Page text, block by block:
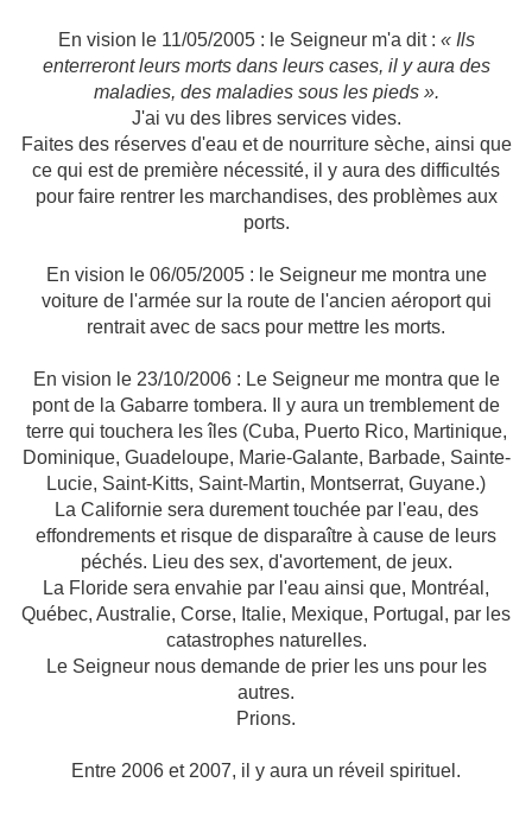
En vision le 11/05/2005 : le Seigneur m'a dit : « Ils
enterreront leurs morts dans leurs cases, il y aura des
maladies, des maladies sous les pieds ».
J'ai vu des libres services vides.
Faites des réserves d'eau et de nourriture sèche, ainsi que
ce qui est de première nécessité, il y aura des difficultés
pour faire rentrer les marchandises, des problèmes aux
ports.
En vision le 06/05/2005 : le Seigneur me montra une
voiture de l'armée sur la route de l'ancien aéroport qui
rentrait avec de sacs pour mettre les morts.
En vision le 23/10/2006 : Le Seigneur me montra que le
pont de la Gabarre tombera. Il y aura un tremblement de
terre qui touchera les îles (Cuba, Puerto Rico, Martinique,
Dominique, Guadeloupe, Marie-Galante, Barbade, Sainte-
Lucie, Saint-Kitts, Saint-Martin, Montserrat, Guyane.)
La Californie sera durement touchée par l'eau, des
effondrements et risque de disparaître à cause de leurs
péchés. Lieu des sex, d'avortement, de jeux.
La Floride sera envahie par l'eau ainsi que, Montréal,
Québec, Australie, Corse, Italie, Mexique, Portugal, par les
catastrophes naturelles.
Le Seigneur nous demande de prier les uns pour les
autres.
Prions.
Entre 2006 et 2007, il y aura un réveil spirituel.